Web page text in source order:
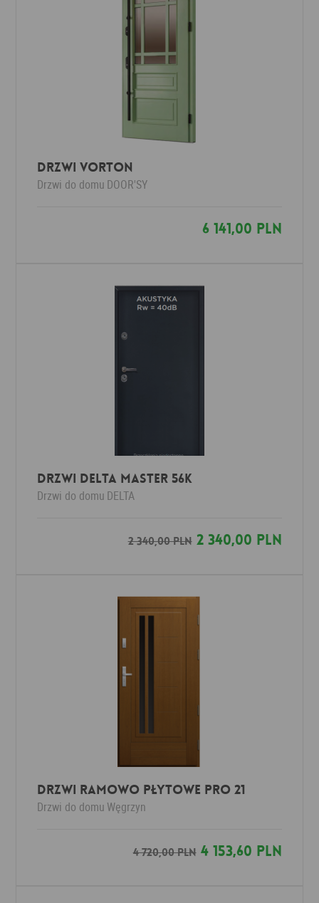
Drzwi VORTON
Drzwi do domu DOOR'SY
6 141,00 PLN
Drzwi Delta MASTER 56K
Drzwi do domu DELTA
2 340,00 PLN2 340,00 PLN
DRZWI RAMOWO PŁYTOWE PRO 21
Drzwi do domu Węgrzyn
4 720,00 PLN4 153,60 PLN